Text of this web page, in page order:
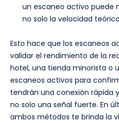
un escaneo activo puede
no solo la velocidad
Esto hace que los escaneos
validar el rendimiento de la
hotel, una tienda minorista o
escaneos activos para
tendrán una conexión rápida
no solo una señal fuerte. En
ambos métodos te brinda la